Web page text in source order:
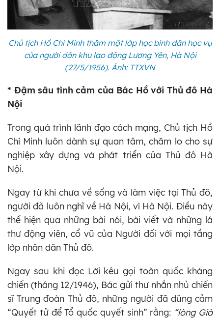
Chủ tịch Hồ Chí Minh thăm một lớp học bình dân học vụ
của người dân khu lao động Lương Yên, Hà Nội
(27/5/1956). Ảnh: TTXVN
* Đậm sâu tình cảm của Bác Hồ với Thủ đô Hà
Nội
Trong quá trình lãnh đạo cách mạng, Chủ tịch Hồ
Chí Minh luôn dành sự quan tâm, chăm lo cho sự
nghiệp xây dựng và phát triển của Thủ đô Hà
Nội.
Ngay từ khi chưa về sống và làm việc tại Thủ đô,
người đã luôn nghĩ về Hà Nội, vì Hà Nội. Điều này
thể hiện qua những bài nói, bài viết và những lá
thư động viên, cổ vũ của Người đối với mọi tầng
lớp nhân dân Thủ đô.
Ngay sau khi đọc Lời kêu gọi toàn quốc kháng
chiến (tháng 12/1946), Bác gửi thư nhắn nhủ chiến
sĩ Trung đoàn Thủ đô, những người đã dũng cảm
“Quyết tử để Tổ quốc quyết sinh” rằng: “lòng Già